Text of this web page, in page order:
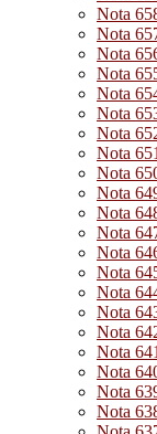
Nota
Nota
Nota
Nota
Nota
Nota
Nota
Nota
Nota
Nota
Nota
Nota
Nota
Nota
Nota
Nota
Nota
Nota
Nota
Nota
Nota